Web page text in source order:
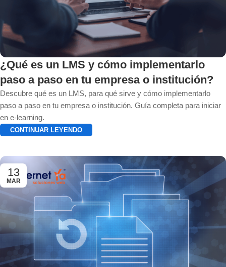
¿Qué es un LMS y cómo implementarlo
paso a paso en tu empresa o institución?
Descubre qué es un LMS, para qué sirve y cómo implementarlo
paso a paso en tu empresa o institución. Guía completa para iniciar
en e-learning.
CONTINUAR LEYENDO
13
MAR